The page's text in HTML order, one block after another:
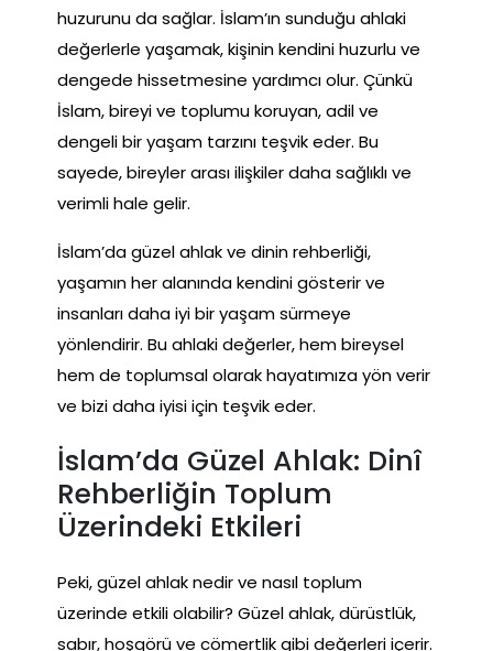
huzurunu da sağlar. İslam’ın sunduğu ahlaki
değerlerle yaşamak, kişinin kendini huzurlu ve
dengede hissetmesine yardımcı olur. Çünkü
İslam, bireyi ve toplumu koruyan, adil ve
dengeli bir yaşam tarzını teşvik eder. Bu
sayede, bireyler arası ilişkiler daha sağlıklı ve
verimli hale gelir.
İslam’da güzel ahlak ve dinin rehberliği,
yaşamın her alanında kendini gösterir ve
insanları daha iyi bir yaşam sürmeye
yönlendirir. Bu ahlaki değerler, hem bireysel
hem de toplumsal olarak hayatımıza yön verir
ve bizi daha iyisi için teşvik eder.
İslam’da Güzel Ahlak: Dinî
Rehberliğin Toplum
Üzerindeki Etkileri
Peki, güzel ahlak nedir ve nasıl toplum
üzerinde etkili olabilir? Güzel ahlak, dürüstlük,
sabır, hoşgörü ve cömertlik gibi değerleri içerir.